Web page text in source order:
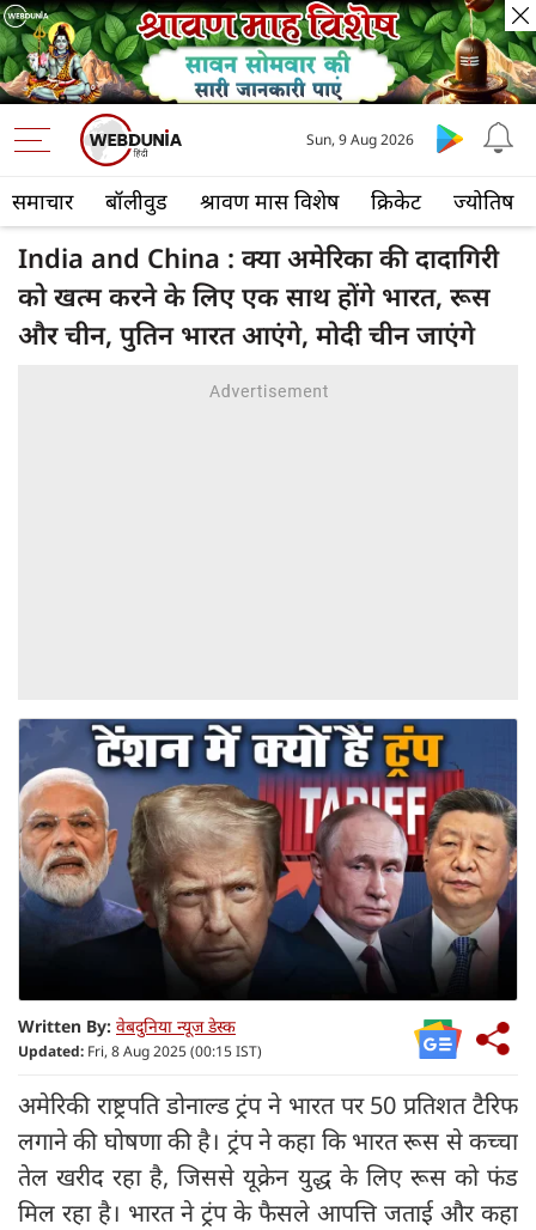
समाचार बॉलीवुड श्रावण मास विशेष क्रिकेट ज्योतिष
Sun, 9 Aug 2026
India and China : क्या अमेरिका की दादागिरी
को खत्म करने के लिए एक साथ होंगे भारत, रूस
और चीन, पुतिन भारत आएंगे, मोदी चीन जाएंगे
Written By: वेबदुनिया न्यूज डेस्क
Updated: Fri, 8 Aug 2025 (00:15 IST)
अमेरिकी राष्ट्रपति डोनाल्ड ट्रंप ने भारत पर 50 प्रतिशत टैरिफ
लगाने की घोषणा की है। ट्रंप ने कहा कि भारत रूस से कच्चा
तेल खरीद रहा है, जिससे यूक्रेन युद्ध के लिए रूस को फंड
मिल रहा है। भारत ने ट्रंप के फैसले आपत्ति जताई और कहा